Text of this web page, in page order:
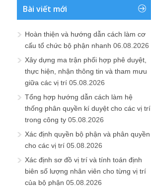
Bài viết mới
Hoàn thiện và hướng dẫn cách làm cơ
cấu tổ chức bộ phận nhanh 06.08.2026
Xây dựng ma trận phối hợp phê duyệt,
thực hiện, nhận thông tin và tham mưu
giữa các vị trí 05.08.2026
Tổng hợp hướng dẫn cách làm hệ
thống phân quyền kí duyệt cho các vị trí
trong công ty 05.08.2026
Xác định quyền bộ phận và phân quyền
cho các vị trí 05.08.2026
Xác định sơ đồ vị trí và tính toán định
biên số lượng nhân viên cho từng vị trí
của bộ phận 05.08.2026